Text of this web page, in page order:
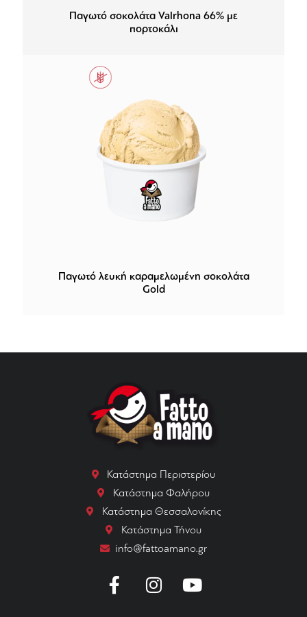
Παγωτό σοκολάτα Valrhona 66% με
πορτοκάλι
Παγωτό λευκή καραμελωμένη σοκολάτα
Gold
Κατάστημα Περιστερίου
Κατάστημα Φαλήρου
Κατάστημα Θεσσαλονίκης
Κατάστημα Τήνου
info@fattoamano.gr